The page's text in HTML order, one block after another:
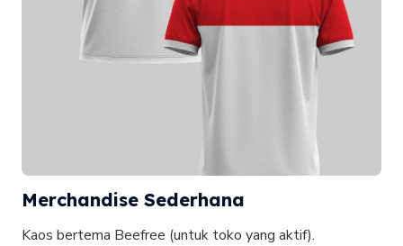
Merchandise Sederhana
Kaos bertema Beefree (untuk toko yang aktif).